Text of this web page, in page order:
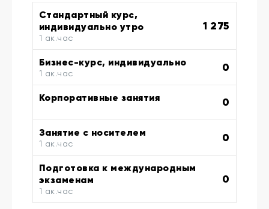
Стандартный курс,
индивидуально утро
1 ак.час
1 275
Бизнес-курс, индивидуально
1 ак.час 0
Корпоративные занятия 0
Занятие с носителем
1 ак.час 0
Подготовка к международным
экзаменам
1 ак.час
0